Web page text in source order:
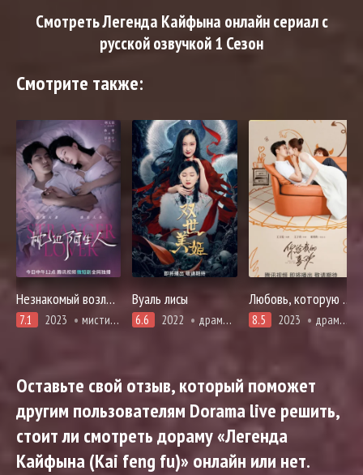
Смотреть Легенда Кайфына онлайн сериал с
русской озвучкой 1 Сезон
Смотрите также:
Незнакомый возлюбленный
7.1 2023 мистика, расследование, романтика, триллер
Вуаль лисы
6.6 2022 драма, фэнтези
Любовь, которую ты даришь мне
8.5 2023 драма, комедия, мелодрама, романтика
Оставьте свой отзыв, который поможет
другим пользователям Dorama live решить,
стоит ли смотреть дораму «Легенда
Кайфына (Kai feng fu)» онлайн или нет.